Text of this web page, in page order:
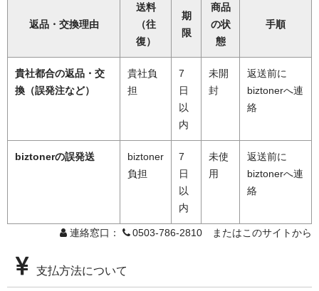
返品・交換理由
送料
（往
復）
期
限
商品
の状
態
手順
貴社都合の返品・交
換（誤発注など）
貴社負
担
7
日
以
内
未開
封
返送前に
biztonerへ連
絡
biztonerの誤発送
biztoner
負担
7
日
以
内
未使
用
返送前に
biztonerへ連
絡
連絡窓口： 0503-786-2810 またはこのサイトから
支払方法について